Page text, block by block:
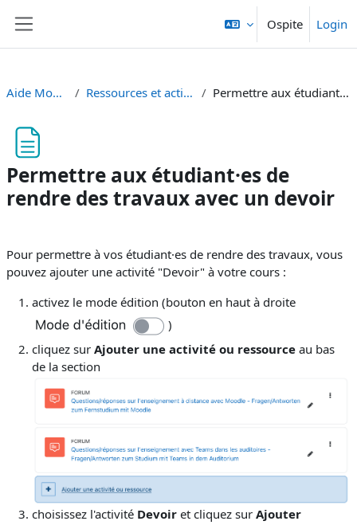
Ospite Login
Aide Moodle - Moodle Hilfe Ressources et activités - Materialien und aktivitäten Permettre aux étudiant·es de rendre des travaux avec un devoir
Permettre aux étudiant·es de
rendre des travaux avec un devoir
Pour permettre à vos étudiant·es de rendre des travaux, vous
pouvez ajouter une activité "Devoir" à votre cours :
activez le mode édition (bouton en haut à droite
)
cliquez sur Ajouter une activité ou ressource au bas
de la section
choisissez l'activité Devoir et cliquez sur Ajouter